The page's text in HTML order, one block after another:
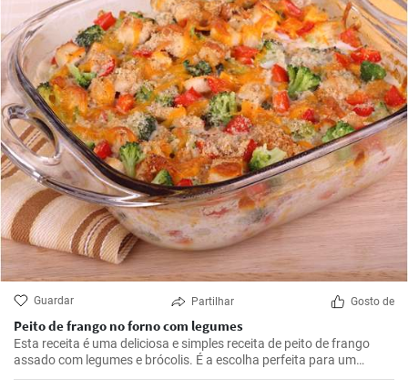
Guardar Partilhar Gosto de
Peito de frango no forno com legumes
Esta receita é uma deliciosa e simples receita de peito de frango
assado com legumes e brócolis. É a escolha perfeita para um
almoço ou jantar durante a semana.